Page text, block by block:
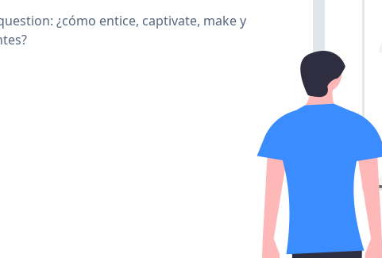
¿cómo entice, captivate, make y